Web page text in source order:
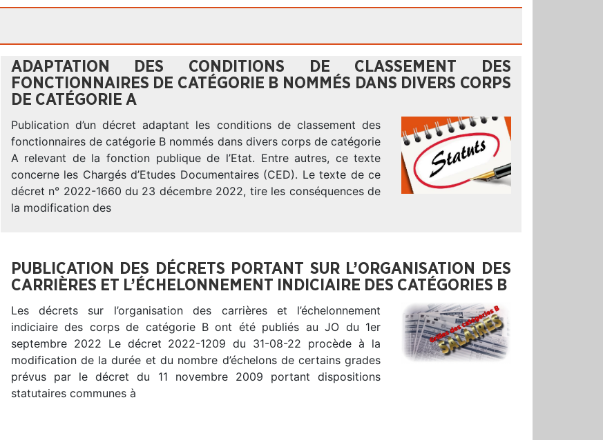
ADAPTATION DES CONDITIONS DE CLASSEMENT DES
FONCTIONNAIRES DE CATÉGORIE B NOMMÉS DANS DIVERS CORPS
DE CATÉGORIE A
Publication d’un décret adaptant les conditions de classement des
fonctionnaires de catégorie B nommés dans divers corps de catégorie
A relevant de la fonction publique de l’Etat. Entre autres, ce texte
concerne les Chargés d’Etudes Documentaires (CED). Le texte de ce
décret n° 2022-1660 du 23 décembre 2022, tire les conséquences de
la modification des
PUBLICATION DES DÉCRETS PORTANT SUR L’ORGANISATION DES
CARRIÈRES ET L’ÉCHELONNEMENT INDICIAIRE DES CATÉGORIES B
Les décrets sur l’organisation des carrières et l’échelonnement
indiciaire des corps de catégorie B ont été publiés au JO du 1er
septembre 2022 Le décret 2022-1209 du 31-08-22 procède à la
modification de la durée et du nombre d’échelons de certains grades
prévus par le décret du 11 novembre 2009 portant dispositions
statutaires communes à